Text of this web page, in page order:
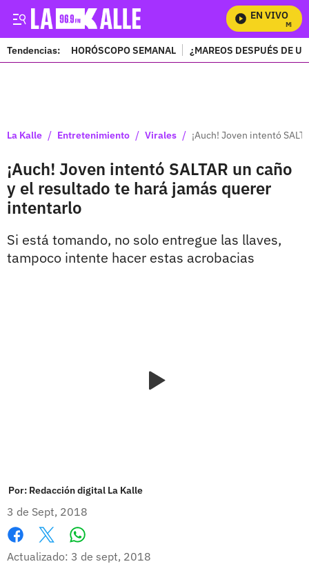
EN VIVO
Mira
Tendencias: HORÓSCOPO SEMANAL ¿MAREOS DESPUÉS DE
La Kalle / Entretenimiento / Virales / ¡Auch! Joven intentó
¡Auch! Joven intentó SALTAR un caño
y el resultado te hará jamás querer
intentarlo
Si está tomando, no solo entregue las llaves,
tampoco intente hacer estas acrobacias
Por: Redacción digital La Kalle
3 de Sept, 2018
Facebook
X Whatsapp
Actualizado: 3 de sept, 2018